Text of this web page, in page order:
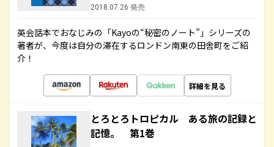
2018.07.26 発売
英会話本でおなじみの「Kayoの“秘密のノート”」シリーズの
著者が、今度は自分の滞在するロンドン南東の田舎町をご紹
介！
詳細を見る
とろとろトロピカル ある旅の記録と
記憶。 第1巻